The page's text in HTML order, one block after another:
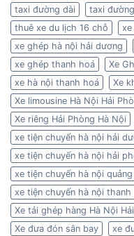
taxi đường dài
taxi
thuê xe du lịch 16 chỗ
xe
xe ghép hà nội hải dương
xe ghép thanh hoá
Xe
xe hà nội thanh hoá
Xe
Xe limousine Hà Nội Hải
Xe riêng Hải Phòng Hà Nội
xe tiện chuyến hà nội hải
xe tiện chuyến hà nội hải
xe tiện chuyến hà nội quảng
xe tiện chuyến hà nội thanh
Xe tải ghép hàng Hà Nội
Xe đưa đón sân bay
xe